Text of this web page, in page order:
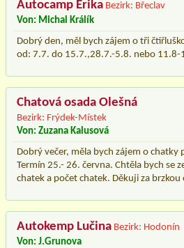
Autocamp Erika Bezirk: Břeclav
Von: Michal Králík
Dobrý den, měl bych zájem o tři
od: 7.7. do 15.7.,28.7.-5.8. nebo 11.8-
Chatová osada Olešná
Bezirk: Frýdek-Místek
Von: Zuzana Kalusová
Dobrý večer, měla bych zájem o chatky
Termín 25.- 26. června. Chtěla bych se
chatek a počet chatek. Děkuji za
Autokemp Lučina Bezirk: Hodonín
Von: J.Grunova